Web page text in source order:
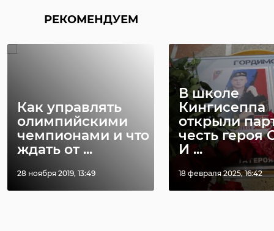
РЕКОМЕНДУЕМ
Как управлять
олимпийскими
чемпионами и что
ждать от ...
28 ноября 2019, 13:49
В школе
Кингисеппа
открыли
честь героя
И ...
18 февраля 2025, 16:42